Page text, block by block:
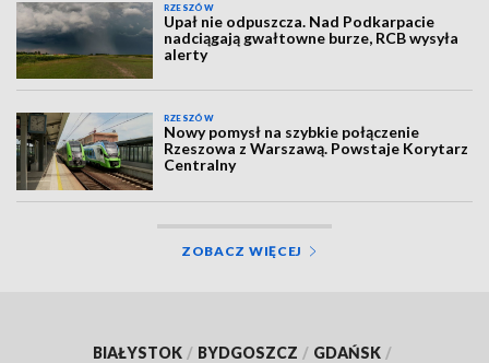
RZESZÓW
Upał nie odpuszcza. Nad Podkarpacie
nadciągają gwałtowne burze, RCB wysyła
alerty
RZESZÓW
Nowy pomysł na szybkie połączenie
Rzeszowa z Warszawą. Powstaje Korytarz
Centralny
ZOBACZ WIĘCEJ
BIAŁYSTOK / BYDGOSZCZ / GDAŃSK /